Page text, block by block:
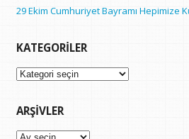
29 Ekim Cumhuriyet Bayramı Hepimize
KATEGORILER
Kategoriler
ARŞIVLER
Arşivler